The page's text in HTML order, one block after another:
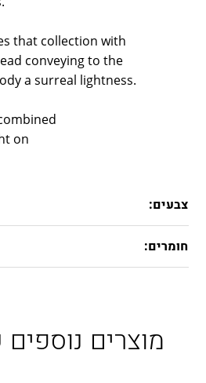
& FILS
PRADIER
PORSCHE
that collection with
conveying to the
a surreal lightness.
on
צבעים:
חומרים:
מוצרים